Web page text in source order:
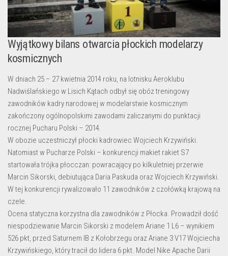
Wyjątkowy bilans otwarcia płockich modelarzy
kosmicznych
W dniach 25 – 27 kwietnia 2014 roku, na lotnisku Aeroklubu
Nadwiślańskiego w Lisich Kątach odbył się obóz treningowy
zawodników kadry narodowej w modelarstwie kosmicznym
zakończony ogólnopolskimi zawodami zaliczanymi do punktacji
rocznej Pucharu Polski – 2014.
W obozie uczestniczył płocki kadrowiec Wojciech Krzywiński.
Natomiast w Pucharze Polski – konkurencji makiet rakiet S7
startowała trójka płocczan: powracający po kilkuletniej przerwie
Marcin Sikorski, debiutująca Daria Paskuda oraz Wojciech Krzywiński.
W tej konkurencji rywalizowało 11 zawodników z czołówką krajową na
czele.
Ocena statyczna korzystna dla zawodników z Płocka. Prowadził dość
niespodziewanie Marcin Sikorski z modelem Ariane 1 L6 – wynikiem
526 pkt, przed Saturnem IB z Kołobrzegu oraz Ariane 3 V17 Wojciecha
Krzywińskiego, który tracił do lidera 6 pkt. Model Nike Apache Darii